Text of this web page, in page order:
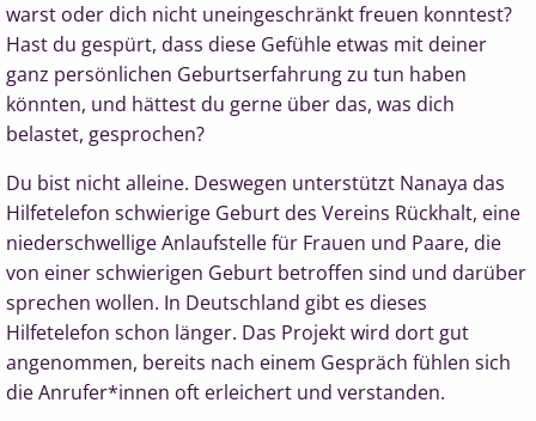
warst oder dich nicht uneingeschränkt freuen konntest?
Hast du gespürt, dass diese Gefühle etwas mit deiner
ganz persönlichen Geburtserfahrung zu tun haben
könnten, und hättest du gerne über das, was dich
belastet, gesprochen?
Du bist nicht alleine. Deswegen unterstützt Nanaya das
Hilfetelefon schwierige Geburt des Vereins Rückhalt, eine
niederschwellige Anlaufstelle für Frauen und Paare, die
von einer schwierigen Geburt betroffen sind und darüber
sprechen wollen. In Deutschland gibt es dieses
Hilfetelefon schon länger. Das Projekt wird dort gut
angenommen, bereits nach einem Gespräch fühlen sich
die Anrufer*innen oft erleichert und verstanden.